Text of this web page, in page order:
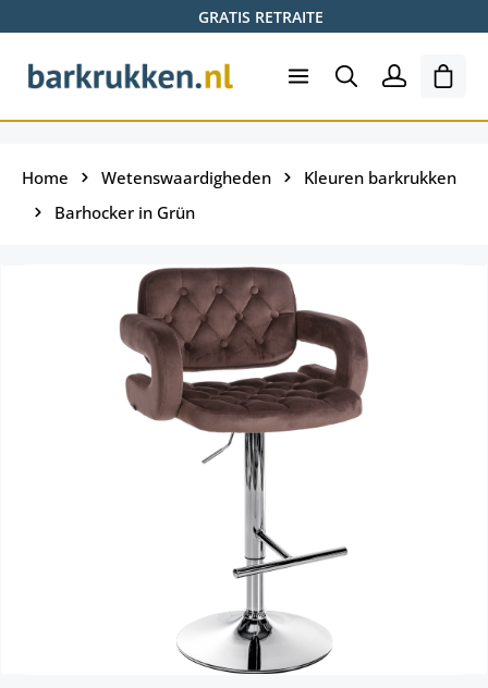
GRATIS RETRAITE
Home Wetenswaardigheden
Kleuren barkrukken
Barhocker in Grün